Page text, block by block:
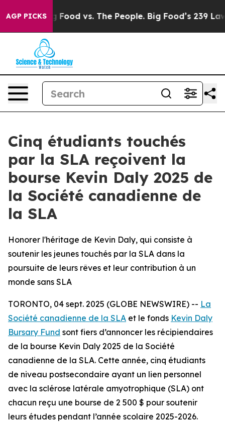
AGP PICKS
Big Food vs. The People. Big Food’s 239 Lawsuits
Cinq étudiants touchés
par la SLA reçoivent la
bourse Kevin Daly 2025 de
la Société canadienne de
la SLA
Honorer l'héritage de Kevin Daly, qui consiste à
soutenir les jeunes touchés par la SLA dans la
poursuite de leurs rêves et leur contribution à un
monde sans SLA
TORONTO, 04 sept. 2025 (GLOBE NEWSWIRE) -- La
Société canadienne de la SLA et le fonds Kevin Daly
Bursary Fund sont fiers d’annoncer les récipiendaires
de la bourse Kevin Daly 2025 de la Société
canadienne de la SLA. Cette année, cinq étudiants
de niveau postsecondaire ayant un lien personnel
avec la sclérose latérale amyotrophique (SLA) ont
chacun reçu une bourse de 2 500 $ pour soutenir
leurs études pendant l’année scolaire 2025-2026.